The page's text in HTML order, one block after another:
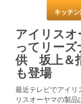
キッチ
アイリス
ってリー
供 坂上＆
も登場
最近テレビでアイリ
リスオーヤマの製